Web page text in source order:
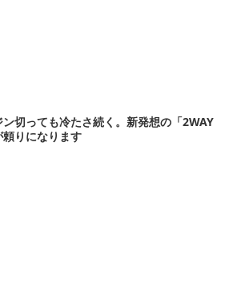
ン切っても冷たさ続く。新発想の「2WAY
りになります